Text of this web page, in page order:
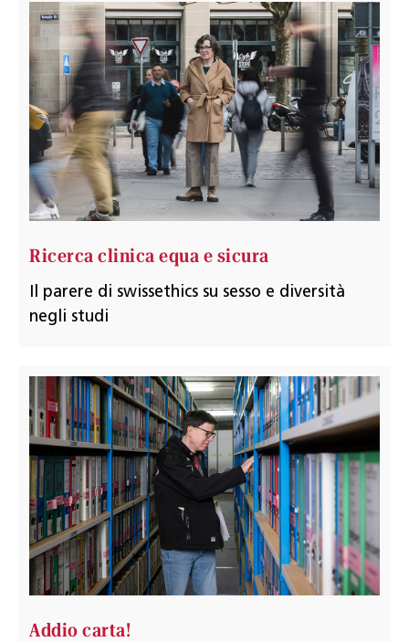
Ricerca clinica equa e sicura
Il parere di swissethics su sesso e diversità
negli studi
Addio carta!